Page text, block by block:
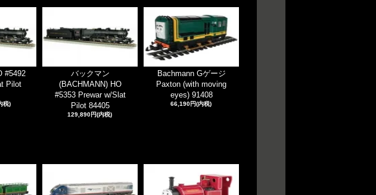
#5492
Pilot
税)
バックマン
(BACHMANN) HO
#5353 Prewar w/Slat
Pilot 84405
129,890円(内税)
Bachmann Gゲージ
Paxton (with moving
eyes) 91408
66,190円(内税)